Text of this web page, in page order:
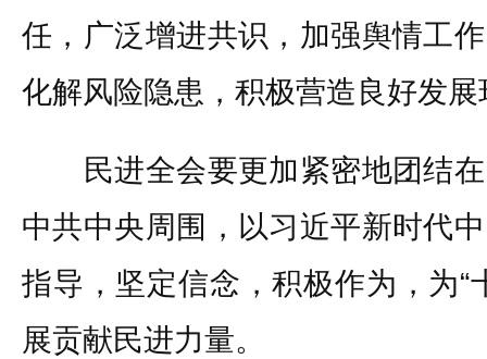
任，广泛增进共识，加强舆情工
化解风险隐患，积极营造良好发展
民进全会要更加紧密地团结在
中共中央周围，以习近平新时代
指导，坚定信念，积极作为，为“
展贡献民进力量。